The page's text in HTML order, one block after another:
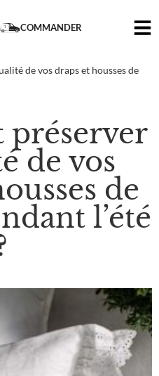
COMMANDER
de vos draps et housses de
de vos
de
l’été